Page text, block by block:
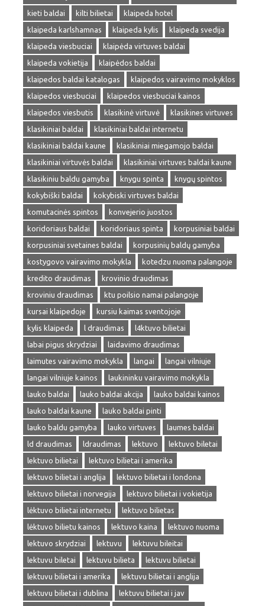
kieti baldai
kilti bilietai
klaipeda hotel
klaipeda karlshamnas
klaipeda kylis
klaipeda svedija
klaipeda viesbuciai
klaipėda virtuves baldai
klaipeda vokietija
klaipėdos baldai
klaipedos baldai katalogas
klaipedos vairavimo mokyklos
klaipedos viesbuciai
klaipedos viesbuciai kainos
klaipedos viesbutis
klasikinė virtuvė
klasikines virtuves
klasikiniai baldai
klasikiniai baldai internetu
klasikiniai baldai kaune
klasikiniai miegamojo baldai
klasikiniai virtuvės baldai
klasikiniai virtuves baldai kaune
klasikiniu baldu gamyba
knygu spinta
knygų spintos
kokybiški baldai
kokybiski virtuves baldai
komutacinės spintos
konvejerio juostos
koridoriaus baldai
koridoriaus spinta
korpusiniai baldai
korpusiniai svetaines baldai
korpusinių baldų gamyba
kostygovo vairavimo mokykla
kotedzu nuoma palangoje
kredito draudimas
krovinio draudimas
kroviniu draudimas
ktu poilsio namai palangoje
kursai klaipedoje
kursiu kaimas sventojoje
kylis klaipeda
l draudimas
l4ktuvo bilietai
labai pigus skrydziai
laidavimo draudimas
laimutes vairavimo mokykla
langai
langai vilniuje
langai vilniuje kainos
laukininku vairavimo mokykla
lauko baldai
lauko baldai akcija
lauko baldai kainos
lauko baldai kaune
lauko baldai pinti
lauko baldu gamyba
lauko virtuves
laumes baldai
ld draudimas
ldraudimas lektuvo
lektuvo biletai
lektuvo bilietai
lektuvo bilietai i amerika
lektuvo bilietai i anglija
lektuvo bilietai i londona
lektuvo bilietai i norvegija
lektuvo bilietai i vokietija
lėktuvo bilietai internetu
lektuvo bilietas
lėktuvo bilietu kainos
lektuvo kaina
lektuvo nuoma
lektuvo skrydziai
lektuvu
lektuvu bileitai
lektuvu biletai
lektuvu bilieta
lektuvu bilietai
lektuvu bilietai i amerika
lektuvu bilietai i anglija
lektuvu bilietai i dublina
lektuvu bilietai i jav